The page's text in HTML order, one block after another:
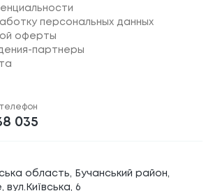
персональных данных
оферты
партнеры
035
область, Бучанський район,
6